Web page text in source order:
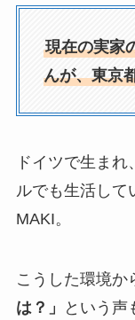
現在の実家
んが、東京
ドイツで生ま
ルでも生活して
MAKI。
こうした環境か
は？」
という声